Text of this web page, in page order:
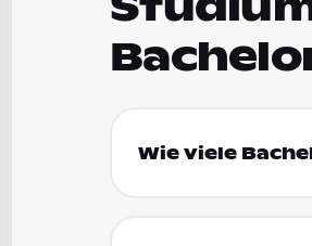
Wie viele